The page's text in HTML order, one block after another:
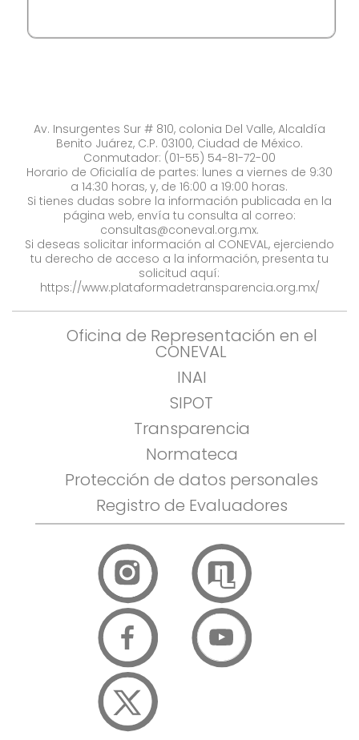
Av. Insurgentes Sur # 810, colonia Del Valle, Alcaldía
Benito Juárez, C.P. 03100, Ciudad de México.
Conmutador: (01-55) 54-81-72-00
Horario de Oficialía de partes: lunes a viernes de 9:30
a 14:30 horas, y, de 16:00 a 19:00 horas.
Si tienes dudas sobre la información publicada en la
página web, envía tu consulta al correo:
consultas@coneval.org.mx.
Si deseas solicitar información al CONEVAL, ejerciendo
tu derecho de acceso a la información, presenta tu
solicitud aquí:
https://www.plataformadetransparencia.org.mx/
Oficina de Representación en el
CONEVAL
INAI
SIPOT
Transparencia
Normateca
Protección de datos personales
Registro de Evaluadores